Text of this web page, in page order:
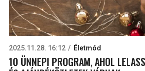
2025.11.28. 16:12 Életmód
10 ÜNNEPI PROGRAM, AHOL